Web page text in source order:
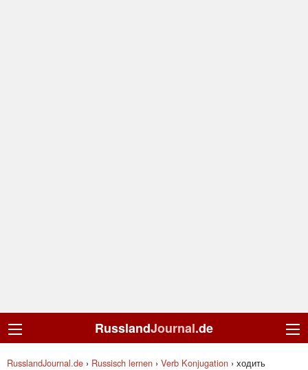
RusslandJournal.de
RusslandJournal.de › Russisch lernen › Verb Konjugation › ходить